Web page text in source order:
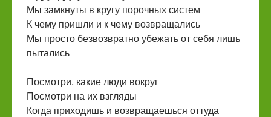
Мы замкнуты в кругу порочных систем
К чему пришли и к чему возвращались
Мы просто безвозвратно убежать от себя лишь
пытались
Посмотри, какие люди вокруг
Посмотри на их взгляды
Когда приходишь и возвращаешься оттуда